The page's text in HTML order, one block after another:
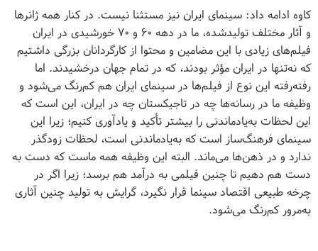
کاوه ادامه داد: سینمای ایران نیز مستثنا نیست. در کنار همه ژانرها
و آثار مختلف تولیدشده، ما در دهه ۶۰ و ۷۰ خورشیدی در ایران
فیلم‌های زیادی با این مضامین و محتوا از کارگردانان بزرگی داشتیم
که نه‌تنها در ایران مؤثر بودند، که در تمام جهان درخشیدند. اما
رفته‌رفته این نوع از فیلم‌ها در سینمای ایران هم کم‌رنگ می‌شود و
وظیفه ما در رسانه‌ها چه در تاجیکستان چه در ایران، این است که
این لحظات به‌یادماندنی را بیشتر تأکید و یادآوری کنیم؛ زیرا این
سینمای فرهنگ‌ساز است که به‌یادماندنی است، لحظات زودگذر
ندارد و در ذهن‌ها می‌ماند. البته این وظیفه همه ماست که دست به
دست هم دهیم تا چنین فیلمی به درآمد هم برسد؛ زیرا اگر در
چرخه طبیعی اقتصاد سینما قرار نگیرد، گرایش به تولید چنین آثاری
به‌مرور کم‌رنگ می‌شود.